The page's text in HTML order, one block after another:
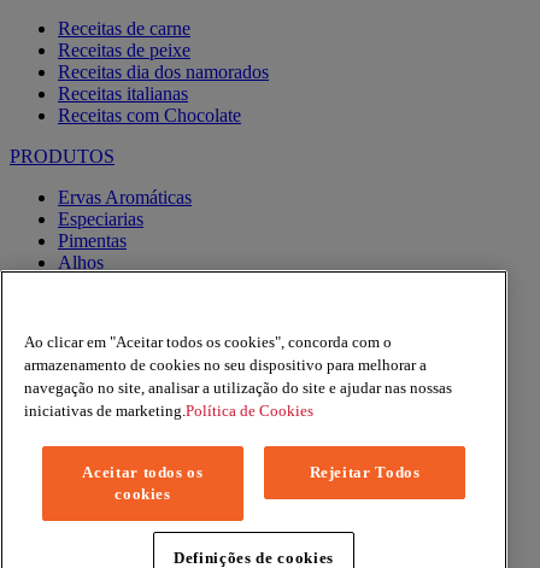
Receitas de carne
Receitas de peixe
Receitas dia dos namorados
Receitas italianas
Receitas com Chocolate
PRODUTOS
Ervas Aromáticas
Especiarias
Pimentas
Alhos
Express
Facebook
YouTube
Copyright © 2026 Margao (McCormick & Company, Inc). All
Rights Reserved
Política de Privacidade
Política de Cookies
Ao clicar em "Aceitar todos os cookies", concorda com o
armazenamento de cookies no seu dispositivo para melhorar a
navegação no site, analisar a utilização do site e ajudar nas nossas
iniciativas de marketing. Política de Cookies
Aceitar todos os
cookies
Rejeitar Todos
Definições de cookies